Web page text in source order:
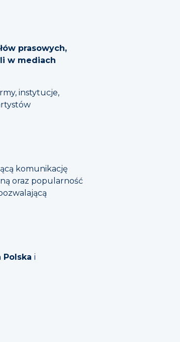
prasowych,
w mediach
instytucje,
komunikację
oraz popularność
Polska i